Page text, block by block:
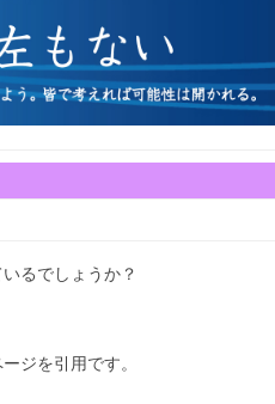
るでしょうか？
ジを引用です。